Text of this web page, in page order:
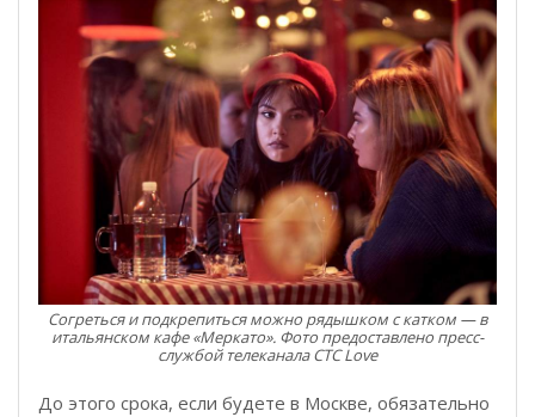
Согреться и подкрепиться можно рядышком с катком — в
итальянском кафе «Mеркато». Фото предоставлено пресс-
службой телеканала СТС Love
До этого срока, если будете в Москве, обязательно